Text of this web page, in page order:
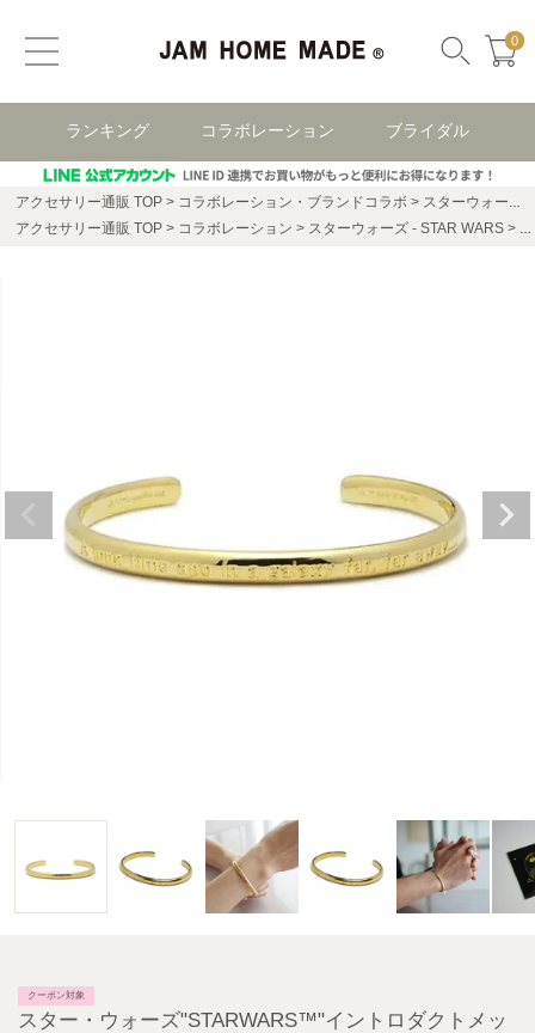
0
ランキング コラボレーション ブライダル
アクセサリー通販 TOP コラボレーション・ブランドコラボ
スターウォーズ(STAR WARS)
アクセサリー通販 TOP
コラボレーション スターウォーズ - STAR WARS
クーポン対象
スター・ウォーズ"STARWARS™"イントロダクトメッ